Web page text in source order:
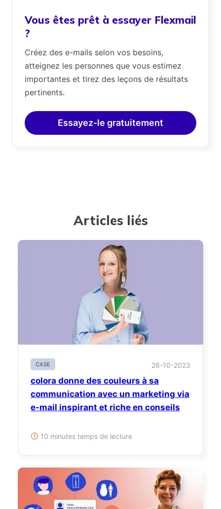
Vous êtes prêt à essayer Flexmail
?
Créez des e-mails selon vos besoins,
atteignez les personnes que vous estimez
importantes et tirez des leçons de résultats
pertinents.
Essayez-le gratuitement
Articles liés
CASE 26-10-2023
colora donne des couleurs à sa
communication avec un marketing via
e-mail inspirant et riche en conseils
10 minutes temps de lecture